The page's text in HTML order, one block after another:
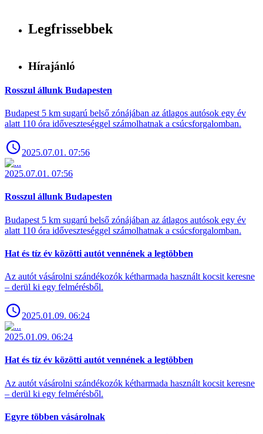
Legfrissebbek
Hírajánló
Rosszul állunk Budapesten
Budapest 5 km sugarú belső zónájában az átlagos autósok egy év
alatt 110 óra időveszteséggel számolhatnak a csúcsforgalomban.
2025.07.01. 07:56
2025.07.01. 07:56
Rosszul állunk Budapesten
Budapest 5 km sugarú belső zónájában az átlagos autósok egy év
alatt 110 óra időveszteséggel számolhatnak a csúcsforgalomban.
Hat és tíz év közötti autót vennének a legtöbben
Az autót vásárolni szándékozók kétharmada használt kocsit keresne
– derül ki egy felmérésből.
2025.01.09. 06:24
2025.01.09. 06:24
Hat és tíz év közötti autót vennének a legtöbben
Az autót vásárolni szándékozók kétharmada használt kocsit keresne
– derül ki egy felmérésből.
Egyre többen vásárolnak